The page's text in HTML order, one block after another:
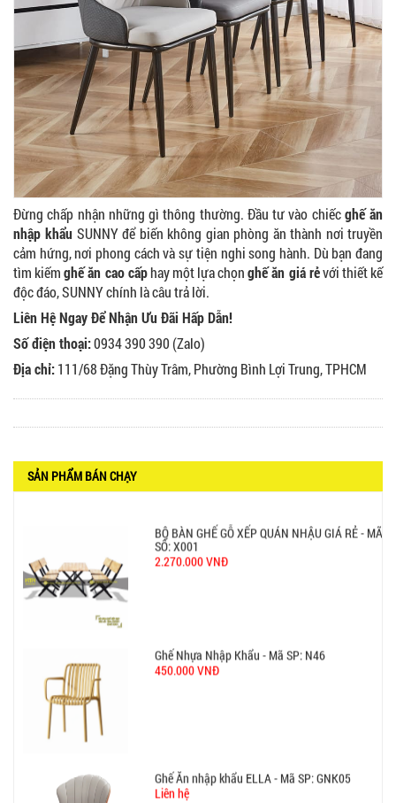
Đừng chấp nhận những gì thông thường. Đầu tư vào chiếcghế ăn
nhập khẩu SUNNY để biến không gian phòng ăn thành nơi truyền
cảm hứng, nơi phong cách và sự tiện nghi song hành. Dù bạn đang
tìm kiếmghế ăn cao cấphay một lựa chọnghế ăn giá rẻvới thiết kế
độc đáo, SUNNY chính là câu trả lời.
Liên Hệ Ngay Để Nhận Ưu Đãi Hấp Dẫn!
Số điện thoại:0934 390 390 (Zalo)
Địa chỉ:111/68 Đặng Thùy Trâm, Phường Bình Lợi Trung, TPHCM
SẢN PHẨM BÁN CHẠY
BÀN BAR BEER CLUB BCF SX GIÁ RẺ - MÃ SỐ:
BCF SX
750.000 VNĐ
GHẾ EAMES - GHẾ NHỰA CAFE CHÂN GỖ GIÁ RẺ
- MÃ SỐ: M002
550.000 VNĐ
GHẾ XẾP GẤP GIÁ RẺ - MÃ SỐ: X001
380.000 VNĐ
650.000 VNĐ
BỘ BÀN GHẾ GỖ XẾP QUÁN NHẬU GIÁ RẺ - MÃ
SỐ: X001
2.270.000 VNĐ
Ghế Nhựa Nhập Khẩu - Mã SP: N46
450.000 VNĐ
Ghế Ăn nhập khẩu ELLA - Mã SP: GNK05
Liên hệ